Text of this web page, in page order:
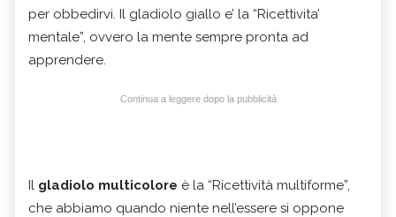
per obbedirvi. Il gladiolo giallo e’ la “Ricettivita’
mentale”, ovvero la mente sempre pronta ad
apprendere.
Continua a leggere dopo la pubblicità
Il gladiolo multicolore è la “Ricettività multiforme”,
che abbiamo quando niente nell’essere si oppone